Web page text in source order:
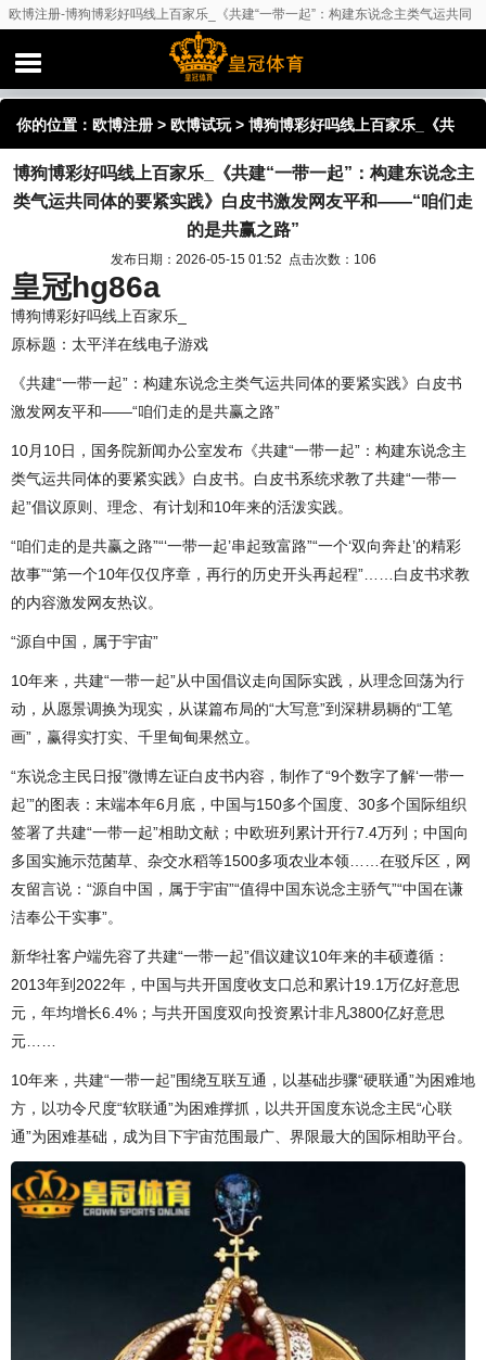
欧博注册-博狗博彩好吗线上百家乐_《共建“一带一起”：构建东说念主类气运共同
体的要紧实践》白皮书激发网友平和——“咱们走的是共赢之路”
你的位置： 欧博注册 > 欧博试玩> 博狗博彩好吗线上百家乐_《共
建“一带一起”：构建东说念主类气运共同体的要紧实践》白皮书激
发网友平和——“咱们走的是共赢之路”
博狗博彩好吗线上百家乐_《共建“一带一起”：构建东说念主
类气运共同体的要紧实践》白皮书激发网友平和——“咱们走
的是共赢之路”
发布日期：2026-05-15 01:52 点击次数：106
皇冠hg86a
博狗博彩好吗线上百家乐_
原标题：太平洋在线电子游戏
《共建“一带一起”：构建东说念主类气运共同体的要紧实践》白皮书
激发网友平和——“咱们走的是共赢之路”
10月10日，国务院新闻办公室发布《共建“一带一起”：构建东说念主
类气运共同体的要紧实践》白皮书。白皮书系统求教了共建“一带一
起”倡议原则、理念、有计划和10年来的活泼实践。
“咱们走的是共赢之路”“‘一带一起’串起致富路”“一个‘双向奔赴’的精彩
故事”“第一个10年仅仅序章，再行的历史开头再起程”……白皮书求教
的内容激发网友热议。
“源自中国，属于宇宙”
10年来，共建“一带一起”从中国倡议走向国际实践，从理念回荡为行
动，从愿景调换为现实，从谋篇布局的“大写意”到深耕易耨的“工笔
画”，赢得实打实、千里甸甸果然立。
“东说念主民日报”微博左证白皮书内容，制作了“9个数字了解‘一带一
起’”的图表：末端本年6月底，中国与150多个国度、30多个国际组织
签署了共建“一带一起”相助文献；中欧班列累计开行7.4万列；中国向
多国实施示范菌草、杂交水稻等1500多项农业本领……在驳斥区，网
友留言说：“源自中国，属于宇宙”“值得中国东说念主骄气”“中国在谦
洁奉公干实事”。
新华社客户端先容了共建“一带一起”倡议建议10年来的丰硕遵循：
2013年到2022年，中国与共开国度收支口总和累计19.1万亿好意思
元，年均增长6.4%；与共开国度双向投资累计非凡3800亿好意思
元……
10年来，共建“一带一起”围绕互联互通，以基础步骤“硬联通”为困难地
方，以功令尺度“软联通”为困难撑抓，以共开国度东说念主民“心联
通”为困难基础，成为目下宇宙范围最广、界限最大的国际相助平台。